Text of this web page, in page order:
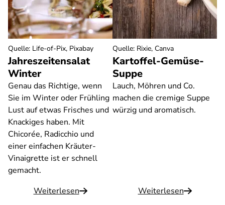
Jahreszeitensalat
Winter
Genau das Richtige, wenn
Sie im Winter oder Frühling
Lust auf etwas Frisches und
Knackiges haben. Mit
Chicorée, Radicchio und
einer einfachen Kräuter-
Vinaigrette ist er schnell
gemacht.
Weiterlesen
Quelle: Life-of-Pix, Pixabay
Kartoffel-Gemüse-
Suppe
Lauch, Möhren und Co.
machen die cremige Suppe
würzig und aromatisch.
Weiterlesen
Quelle: Rixie, Canva